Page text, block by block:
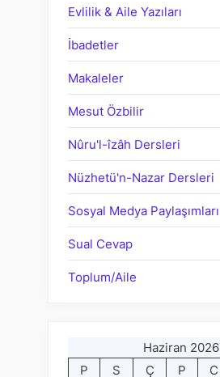
Evlilik & Aile Yazıları
İbadetler
Makaleler
Mesut Özbilir
Nûru'l-îzâh Dersleri
Nüzhetü'n-Nazar Dersleri
Sosyal Medya Paylaşımları
Sual Cevap
Toplum/Aile
Haziran 2026
P
S Ç P C